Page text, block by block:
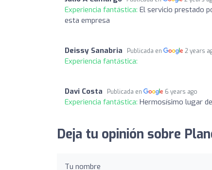
Experiencia fantástica: El servicio prestado
esta empresa
Deissy Sanabria Publicada en 2 years
Experiencia fantástica:
Davi Costa Publicada en 6 years ago
Experiencia fantástica: Hermosísimo lugar
Deja tu opinión sobre
Tu nombre